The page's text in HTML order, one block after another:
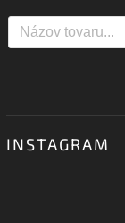
INSTAGRAM